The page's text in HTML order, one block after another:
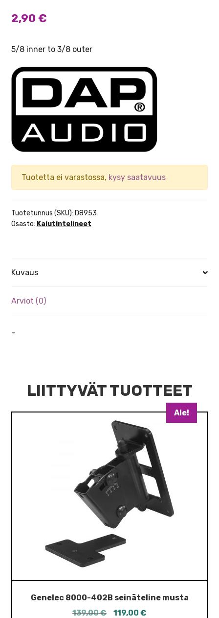
2,90 €
5/8 inner to 3/8 outer
Tuotetta ei varastossa, kysy saatavuus
Tuotetunnus (SKU): D8953
Osasto: Kaiutintelineet
Kuvaus
Arviot (0)
–
LIITTYVÄT TUOTTEET
Genelec 8000-402B seinäteline musta
Ale!
139,00€
Alkuperäinen
119,00 €Nykyinen